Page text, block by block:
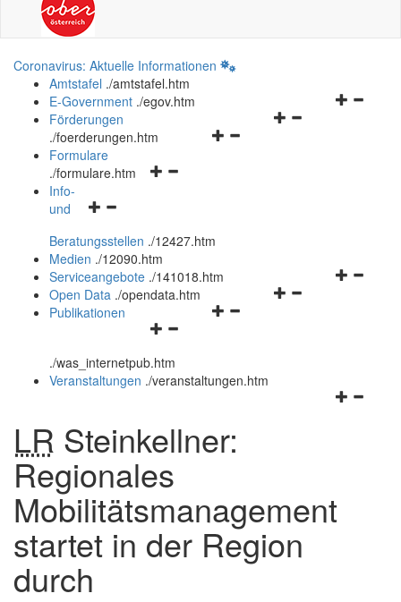
Coronavirus: Aktuelle Informationen
Amtstafel ./amtstafel.htm
Navigationsmenü
E-Government ./egov.htm
Navigationsmenü
Förderungen
./foerderungen.htm
Navigationsmenü
Formulare
./formulare.htm
Navigationsmenü
und
schließen
Info-
und
Beratungsstellen ./12427.htm
Medien ./12090.htm
Navigationsmenü
Serviceangebote ./141018.htm
Navigationsmenü
Open Data ./opendata.htm
Navigationsmenü
und
schließen
Publikationen
./was_internetpub.htm
Veranstaltungen ./veranstaltungen.htm
LR Steinkellner:
Regionales
Mobilitätsmanagement
startet in der Region
durch